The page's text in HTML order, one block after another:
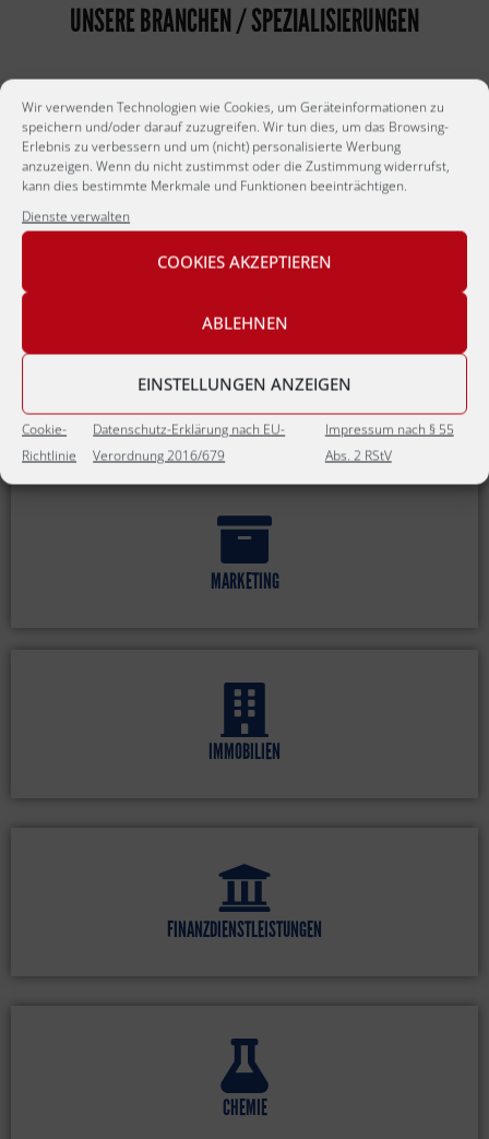
Wir verwenden Technologien wie Cookies, um Geräteinformationen zu
speichern und/oder darauf zuzugreifen. Wir tun dies, um das Browsing-
Erlebnis zu verbessern und um (nicht) personalisierte Werbung
anzuzeigen. Wenn du nicht zustimmst oder die Zustimmung widerrufst,
kann dies bestimmte Merkmale und Funktionen beeinträchtigen.
Dienste verwalten
COOKIES AKZEPTIEREN
ABLEHNEN
EINSTELLUNGEN ANZEIGEN
Cookie-
Richtlinie
Datenschutz-Erklärung nach EU-
Verordnung 2016/679
Impressum nach § 55
Abs. 2 RStV
UNSERE BRANCHEN / SPEZIALISIERUNGEN
MARKTFORSCHUNG
MARKETING
IMMOBILIEN
FINANZDIENSTLEISTUNGEN
CHEMIE